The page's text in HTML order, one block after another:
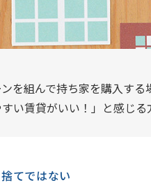
を組んで持ち家を購入す
い賃貸がいい！」と感じ
てではない